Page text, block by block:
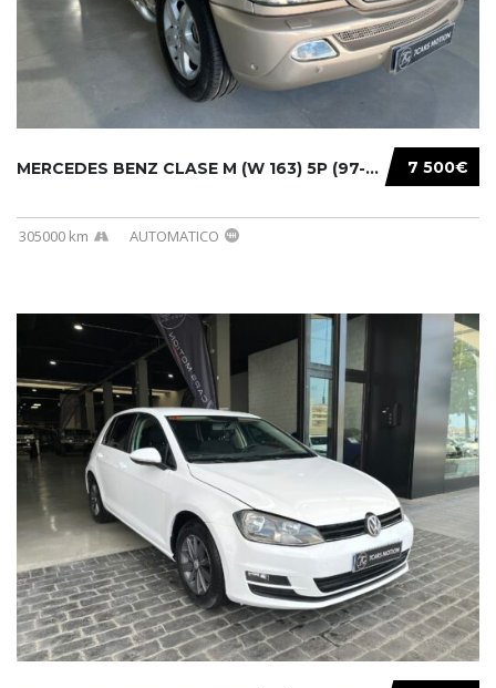
7 500€
MERCEDES BENZ CLASE M (W 163) 5P (97-05) 200...
305000 km AUTOMATICO